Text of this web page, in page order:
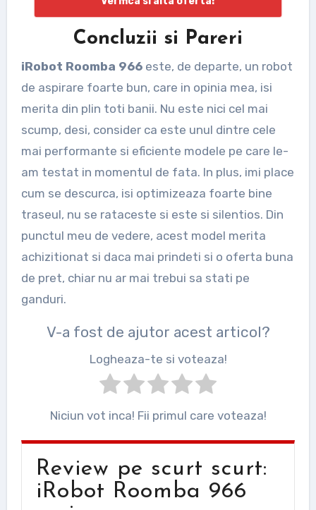
Concluzii si Pareri
iRobot Roomba 966 este, de departe, un robot
de aspirare foarte bun, care in opinia mea, isi
merita din plin toti banii. Nu este nici cel mai
scump, desi, consider ca este unul dintre cele
mai performante si eficiente modele pe care le-
am testat in momentul de fata. In plus, imi place
cum se descurca, isi optimizeaza foarte bine
traseul, nu se rataceste si este si silentios. Din
punctul meu de vedere, acest model merita
achizitionat si daca mai prindeti si o oferta buna
de pret, chiar nu ar mai trebui sa stati pe
ganduri.
V-a fost de ajutor acest articol?
Logheaza-te si voteaza!
Niciun vot inca! Fii primul care voteaza!
Review pe scurt scurt:
iRobot Roomba 966